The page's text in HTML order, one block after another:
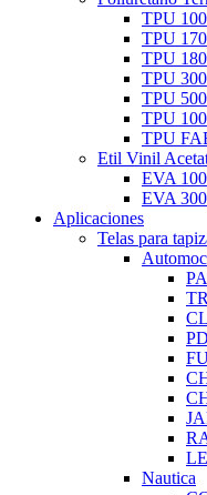
TPU 100
TPU 170
TPU 180
TPU 300
TPU 500
TPU
TPU
Etil Vinil
EVA 100
EVA 300
Aplicaciones
Telas para
Nautica